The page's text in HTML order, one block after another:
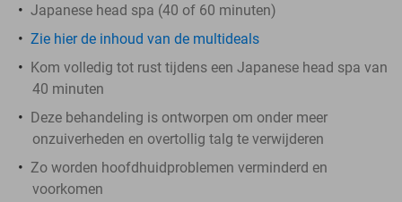
Japanese head spa (40 of 60 minuten)
Zie hier de inhoud van de multideals
Kom volledig tot rust tijdens een Japanese head spa van
40 minuten
Deze behandeling is ontworpen om onder meer
onzuiverheden en overtollig talg te verwijderen
Zo worden hoofdhuidproblemen verminderd en
voorkomen